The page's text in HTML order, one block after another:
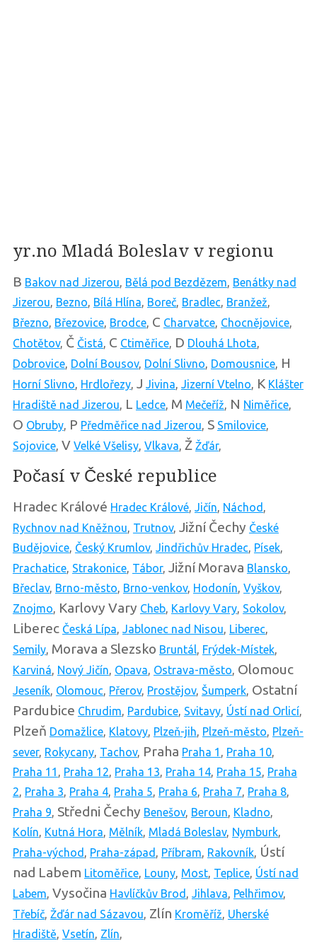
yr.no Mladá Boleslav v regionu
B Bakov nad Jizerou, Bělá pod Bezdězem, Benátky nad
Jizerou, Bezno, Bílá Hlína, Boreč, Bradlec, Branžež,
Březno, Březovice, Brodce, C Charvatce, Chocnějovice,
Chotětov, Č Čistá, C Ctiměřice, D Dlouhá Lhota,
Dobrovice, Dolní Bousov, Dolní Slivno, Domousnice, H
Horní Slivno, Hrdlořezy, J Jivina, Jizerní Vtelno, K Klášter
Hradiště nad Jizerou, L Ledce, M Mečeříž, N Niměřice,
O Obruby, P Předměřice nad Jizerou, S Smilovice,
Sojovice, V Velké Všelisy, Vlkava, Ž Žďár,
Počasí v České republice
Hradec Králové Hradec Králové, Jičín, Náchod ,
Rychnov nad Kněžnou, Trutnov, Jižní Čechy České
Budějovice, Český Krumlov, Jindřichův Hradec, Písek,
Prachatice, Strakonice, Tábor, Jižní Morava Blansko,
Břeclav, Brno-město, Brno-venkov, Hodonín, Vyškov,
Znojmo, Karlovy Vary Cheb, Karlovy Vary, Sokolov,
Liberec Česká Lípa, Jablonec nad Nisou, Liberec,
Semily, Morava a Slezsko Bruntál, Frýdek-Místek,
Karviná, Nový Jičín, Opava, Ostrava-město, Olomouc
Jeseník, Olomouc, Přerov, Prostějov, Šumperk, Ostatní
Pardubice Chrudim, Pardubice, Svitavy, Ústí nad Orlicí,
Plzeň Domažlice, Klatovy, Plzeň-jih, Plzeň-město, Plzeň-
sever, Rokycany, Tachov, Praha Praha 1 , Praha 10,
Praha 11 , Praha 12, Praha 13, Praha 14, Praha 15, Praha
2, Praha 3, Praha 4, Praha 5, Praha 6, Praha 7, Praha 8,
Praha 9, Středni Čechy Benešov, Beroun, Kladno,
Kolín, Kutná Hora, Mělník, Mladá Boleslav, Nymburk,
Praha-východ , Praha-západ , Příbram, Rakovník, Ústí
nad Labem Litoměřice, Louny, Most, Teplice, Ústí nad
Labem, Vysočina Havlíčkův Brod , Jihlava, Pelhřimov,
Třebíč, Žďár nad Sázavou, Zlín Kroměříž, Uherské
Hradiště, Vsetín, Zlín,